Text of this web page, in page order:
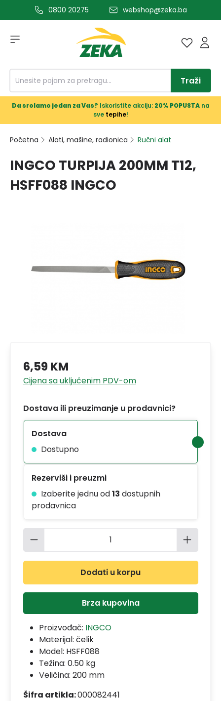
glavni sadržaj0800 20275 webshop@zeka.ba
Traži
Da srolamo jedan za Vas? Iskoristite akciju: 20% POPUSTAna
sve tepihe!
Početna Alati, mašine, radionica Ručni alat
INGCO TURPIJA 200MM T12,
HSFF088 INGCO
6,59 KM
Cijena sa uključenim PDV-om
Dostava ili preuzimanje u prodavnici?
Dostava
Dostupno
Rezerviši i preuzmi
Izaberite jednu od13 dostupnih
prodavnica
Količina proizvoda: Unesite
Dodati u korpu
Brza kupovina
Proizvođač: INGCO
Materijal: čelik
Model: HSFF088
Težina: 0.50 kg
Veličina: 200 mm
Šifra artikla:000082441